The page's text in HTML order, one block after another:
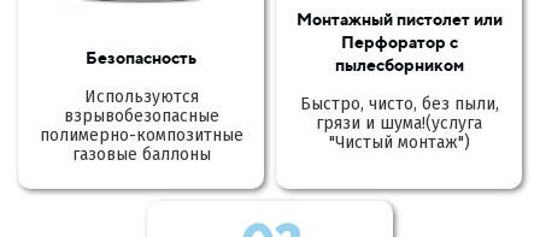
Безопасность
Используются
взрывобезопасные
полимерно-композитные
газовые баллоны
Монтажный пистолет или
Перфоратор с
пылесборником
Быстро, чисто, без пыли,
грязи и шума!(услуга
"Чистый монтаж")